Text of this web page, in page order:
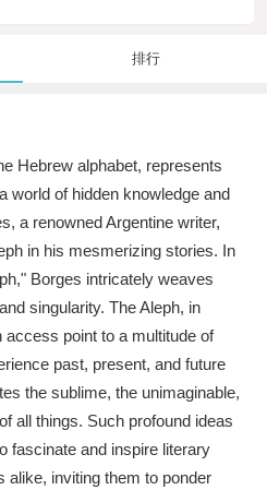
排行
Hebrew alphabet, represents
world of hidden knowledge and
a renowned Argentine writer,
in his mesmerizing stories. In
Borges intricately weaves
singularity. The Aleph, in
point to a multitude of
past, present, and future
the sublime, the unimaginable,
all things. Such profound ideas
fascinate and inspire literary
alike, inviting them to ponder